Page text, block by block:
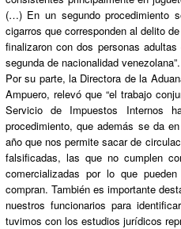
(…) En un segundo procedimiento
cigarros que corresponden al delito
finalizaron con dos personas
segunda de nacionalidad venezolana”.
Por su parte, la Directora de la
Ampuero, relevó que “el trabajo
Servicio de Impuestos Internos
procedimiento, que además se da
año que nos permite sacar de
falsificadas, las que no cumplen
comercializadas por lo que
compran. También es importante
nuestros funcionarios para
tuvimos con los estudios jurídicos